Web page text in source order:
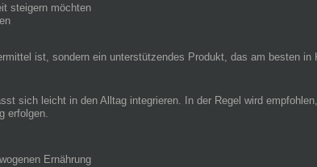
steigern möchten
ist, sondern ein unterstützendes Produkt, das am besten in
sich leicht in den Alltag integrieren. In der Regel wird
erfolgen.
Ernährung